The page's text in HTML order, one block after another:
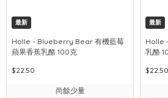
最新
Holle - Blueberry Bear 有機藍莓
蘋果香蕉乳酪 100克
$22.50
尚餘少量
最新
Holle
乳酪
$22.50